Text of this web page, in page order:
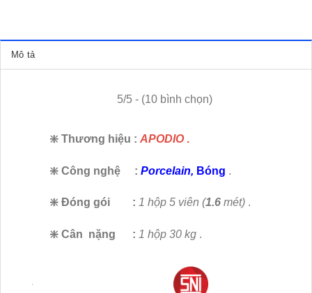
Mô tả
5/5 - (10 bình chọn)
❇️ Thương hiệu : APODIO.
❇️ Công nghệ : Porcelain, Bóng .
❇️ Đóng gói : 1 hộp 5 viên (1.6 mét) .
❇️ Cân nặng : 1 hộp 30 kg .